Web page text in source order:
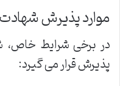
موارد پذیرش شهادت
در برخی شرایط خاص،
پذیرش قرار می گیرد: